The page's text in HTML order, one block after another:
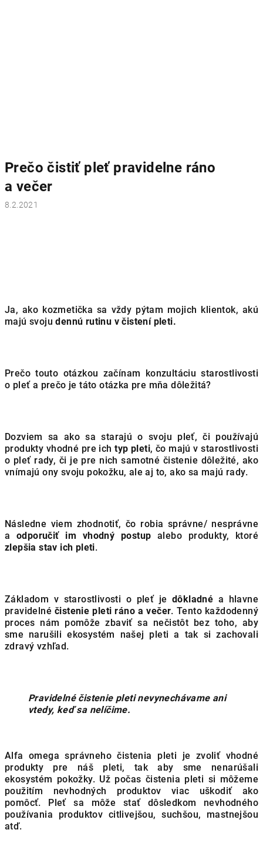
Prečo čistiť pleť pravidelne ráno
a večer
8.2.2021
Ja, ako kozmetička sa vždy pýtam mojich klientok, akú
majú svojudennú rutinu v čistení pleti.
Prečo touto otázkou začínam konzultáciu starostlivosti
o pleť a prečo je táto otázka pre mňa dôležitá?
Dozviem sa ako sa starajú o svoju pleť, či používajú
produkty vhodné pre ichtyp pleti, čo majú v starostlivosti
o pleť rady, či je pre nich samotné čistenie dôležité, ako
vnímajú ony svoju pokožku, ale aj to, ako sa majú rady.
Následne viem zhodnotiť, čo robia správne/ nesprávne
aodporučiť im vhodný postup alebo produkty, ktoré
zlepšia stav ich pleti.
Základom v starostlivosti o pleť je dôkladné a hlavne
pravidelnéčistenie pleti ráno a večer. Tento každodenný
proces nám pomôže zbaviť sa nečistôt bez toho, aby
sme narušili ekosystém našej pleti a tak si zachovali
zdravý vzhľad.
Pravidelné čistenie pleti nevynechávame ani
vtedy, keď sa nelíčime.
Alfa omega správneho čistenia pleti je zvoliť vhodné
produkty pre náš pleti, tak aby sme nenarúšali
ekosystém pokožky. Už počas čistenia pleti si môžeme
použitím nevhodných produktov viac uškodiť ako
pomôcť. Pleť sa môže stať dôsledkom nevhodného
používania produktov citlivejšou, suchšou, mastnejšou
atď.